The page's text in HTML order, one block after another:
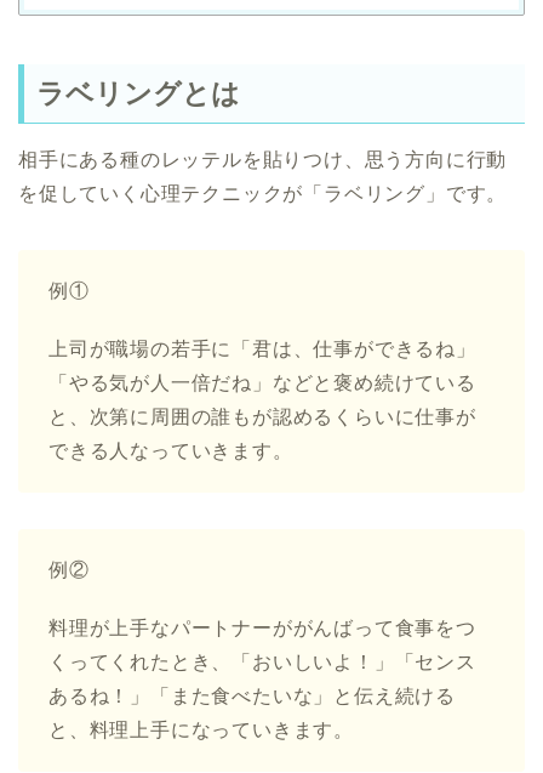
ラベリングとは
相手にある種のレッテルを貼りつけ、思う方向に行動
を促していく心理テクニックが「ラベリング」です。
例①
上司が職場の若手に「君は、仕事ができるね」
「やる気が人一倍だね」などと褒め続けている
と、次第に周囲の誰もが認めるくらいに仕事が
できる人なっていきます。
例②
料理が上手なパートナーががんばって食事をつ
くってくれたとき、「おいしいよ！」「センス
あるね！」「また食べたいな」と伝え続ける
と、料理上手になっていきます。